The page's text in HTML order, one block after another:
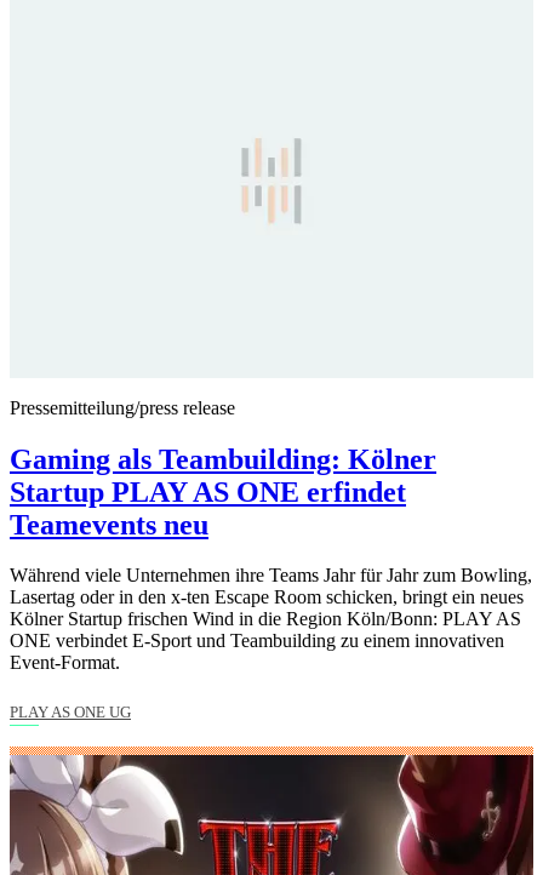
Pressemitteilung/press release
Gaming als Teambuilding: Kölner
Startup PLAY AS ONE erfindet
Teamevents neu
Während viele Unternehmen ihre Teams Jahr für Jahr zum Bowling,
Lasertag oder in den x-ten Escape Room schicken, bringt ein neues
Kölner Startup frischen Wind in die Region Köln/Bonn: PLAY AS
ONE verbindet E-Sport und Teambuilding zu einem innovativen
Event-Format.
PLAY AS ONE UG